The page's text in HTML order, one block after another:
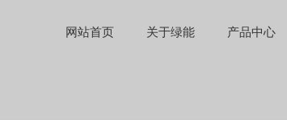
网站首页 关于绿能 产品中心